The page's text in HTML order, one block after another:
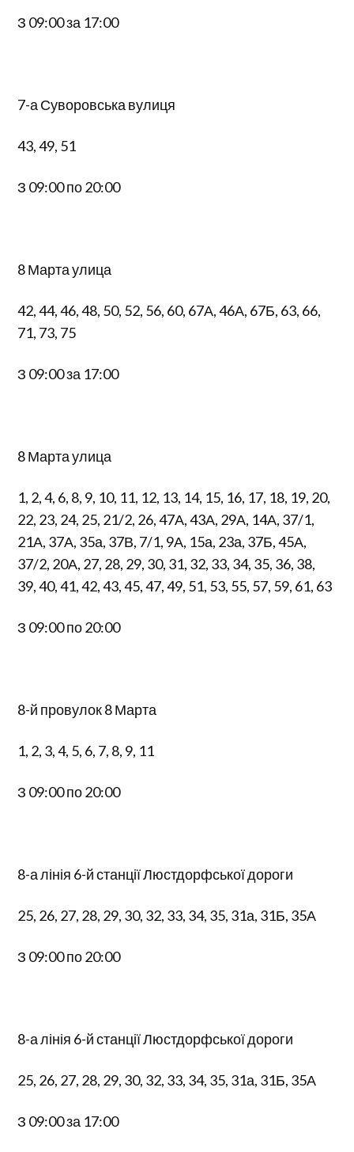
З 09:00 за 17:00
7-а Суворовська вулиця
43, 49, 51
З 09:00 по 20:00
8 Марта улица
42, 44, 46, 48, 50, 52, 56, 60, 67А, 46А, 67Б, 63, 66,
71, 73, 75
З 09:00 за 17:00
8 Марта улица
1, 2, 4, 6, 8, 9, 10, 11, 12, 13, 14, 15, 16, 17, 18, 19, 20,
22, 23, 24, 25, 21/2, 26, 47А, 43А, 29А, 14А, 37/1,
21А, 37А, 35а, 37В, 7/1, 9А, 15а, 23а, 37Б, 45А,
37/2, 20А, 27, 28, 29, 30, 31, 32, 33, 34, 35, 36, 38,
39, 40, 41, 42, 43, 45, 47, 49, 51, 53, 55, 57, 59, 61, 63
З 09:00 по 20:00
8-й провулок 8 Марта
1, 2, 3, 4, 5, 6, 7, 8, 9, 11
З 09:00 по 20:00
8-а лінія 6-й станції Люстдорфської дороги
25, 26, 27, 28, 29, 30, 32, 33, 34, 35, 31а, 31Б, 35А
З 09:00 по 20:00
8-а лінія 6-й станції Люстдорфської дороги
25, 26, 27, 28, 29, 30, 32, 33, 34, 35, 31а, 31Б, 35А
З 09:00 за 17:00